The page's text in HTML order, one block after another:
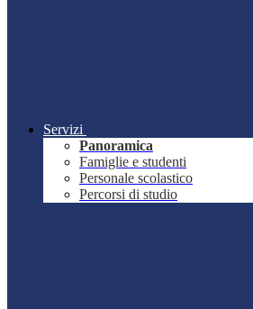
Servizi
Panoramica
Famiglie e studenti
Personale scolastico
Percorsi di studio